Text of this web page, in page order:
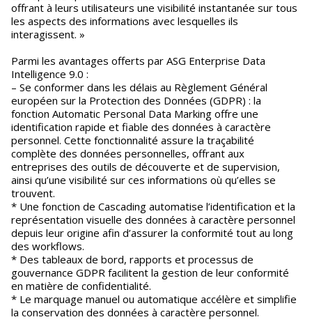
offrant à leurs utilisateurs une visibilité instantanée sur tous
les aspects des informations avec lesquelles ils
interagissent. »
Parmi les avantages offerts par ASG Enterprise Data
Intelligence 9.0 :
– Se conformer dans les délais au Règlement Général
européen sur la Protection des Données (GDPR) : la
fonction Automatic Personal Data Marking offre une
identification rapide et fiable des données à caractère
personnel. Cette fonctionnalité assure la traçabilité
complète des données personnelles, offrant aux
entreprises des outils de découverte et de supervision,
ainsi qu’une visibilité sur ces informations où qu’elles se
trouvent.
* Une fonction de Cascading automatise l’identification et la
représentation visuelle des données à caractère personnel
depuis leur origine afin d’assurer la conformité tout au long
des workflows.
* Des tableaux de bord, rapports et processus de
gouvernance GDPR facilitent la gestion de leur conformité
en matière de confidentialité.
* Le marquage manuel ou automatique accélère et simplifie
la conservation des données à caractère personnel.